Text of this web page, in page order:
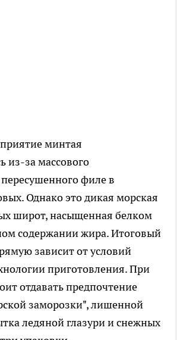
минтая
из-за массового
филе в
Однако это дикая морская
широт, насыщенная белком
содержании жира. Итоговый
зависит от условий
приготовления. При
отдавать предпочтение
заморозки", лишенной
ледяной глазури и снежных